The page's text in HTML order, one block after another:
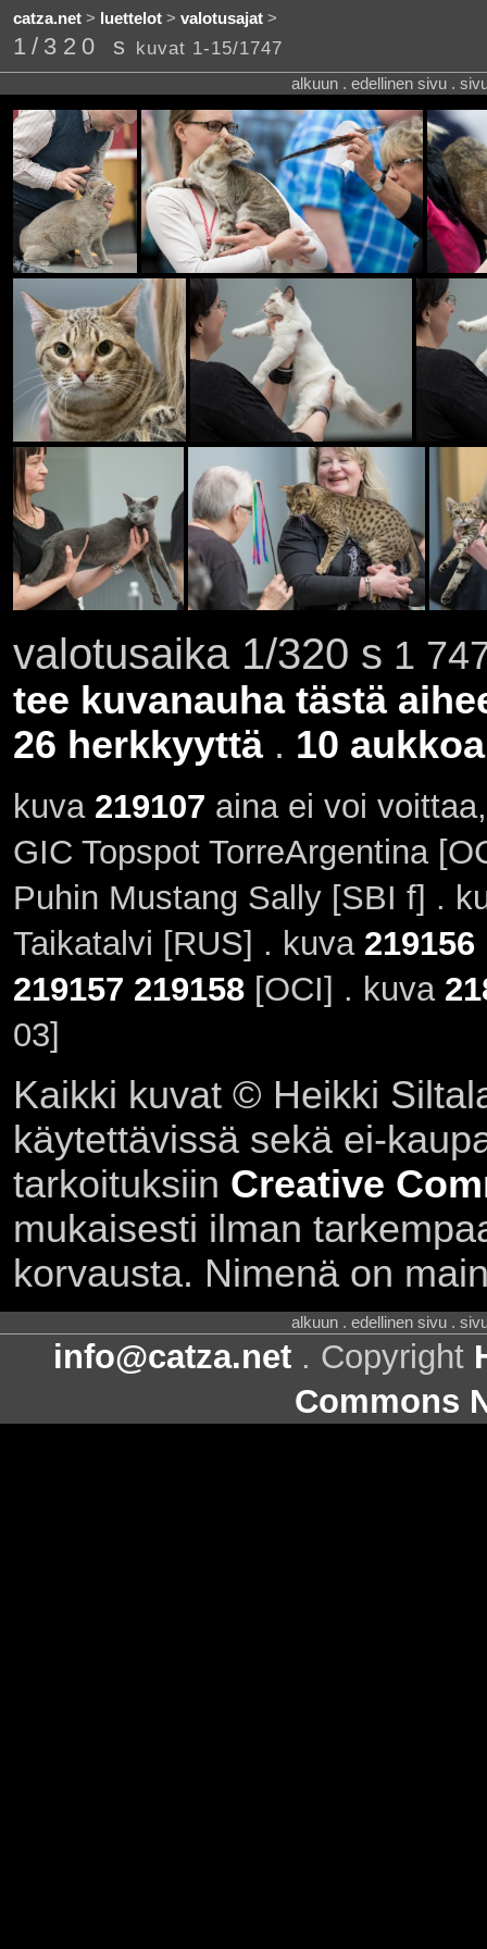
catza.net> luettelot> valotusajat>
1/320 s kuvat 1-15/1747
alkuun . edellinen sivu .
valotusaika 1/320 s 1
tee kuvanauha tästä
26 herkkyyttä. 10 aukkoa
kuva 219107 aina ei voi
GIC Topspot TorreArgentina
Puhin Mustang Sally [SBI f] .
Taikatalvi [RUS] . kuva 219156
219157 219158[OCI] . kuva
03]
Kaikki kuvat © Heikki
käytettävissä sekä ei-
tarkoituksiin Creative
mukaisesti ilman
korvausta. Nimenä on
alkuun . edellinen sivu .
info@catza.net . Copyright
Commons